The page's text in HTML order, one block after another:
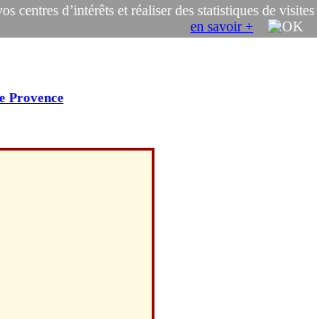
centres d’intérêts et réaliser des statistiques de visites
en savoir +
Provence